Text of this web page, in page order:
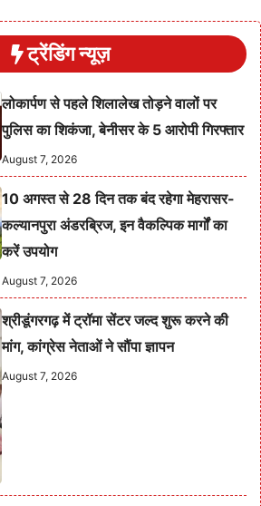
ट्रेंडिंग न्यूज़
लोकार्पण से पहले शिलालेख तोड़ने वालों पर
पुलिस का शिकंजा, बेनीसर के 5 आरोपी गिरफ्तार
August 7, 2026
10 अगस्त से 28 दिन तक बंद रहेगा मेहरासर-
कल्यानपुरा अंडरब्रिज, इन वैकल्पिक मार्गों का
करें उपयोग
August 7, 2026
श्रीडूंगरगढ़ में ट्रॉमा सेंटर जल्द शुरू करने की
मांग, कांग्रेस नेताओं ने सौंपा ज्ञापन
August 7, 2026